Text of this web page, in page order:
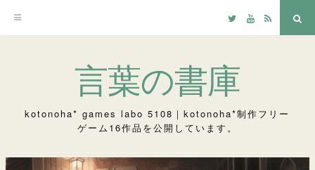
ツ
TwitterYouTube
RSS
言葉の書庫
kotonoha* games labo 5108｜kotonoha*制作フリー
ゲーム16作品を公開しています。